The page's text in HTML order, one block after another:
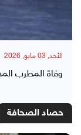
الأحد, 03 مايو, 2026
وفاة المطرب
حصاد الصحافة